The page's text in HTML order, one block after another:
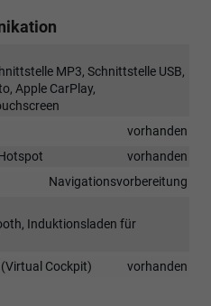
MP3, Schnittstelle USB,
Apple CarPlay,
vorhanden
vorhanden
Navigationsvorbereitung
Induktionsladen für
Cockpit)
vorhanden